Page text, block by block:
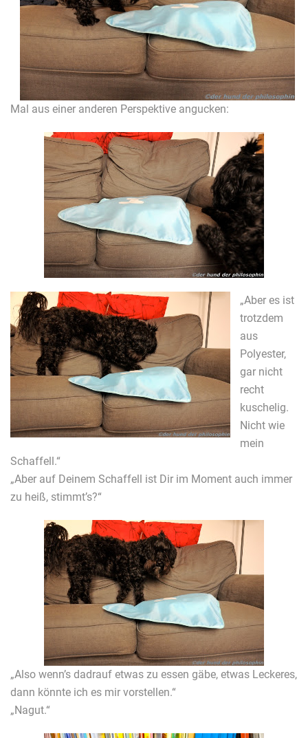
Mal aus einer anderen Perspektive angucken:
„Aber es ist
trotzdem
aus
Polyester,
gar nicht
recht
kuschelig.
Nicht wie
mein
Schaffell.“
„Aber auf Deinem Schaffell ist Dir im Moment auch immer
zu heiß, stimmt’s?“
„Also wenn’s dadrauf etwas zu essen gäbe, etwas Leckeres,
dann könnte ich es mir vorstellen.“
„Nagut.“